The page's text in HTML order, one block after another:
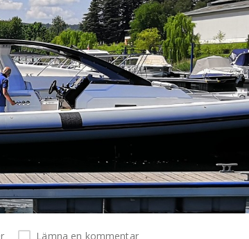
Lämna en kommentar